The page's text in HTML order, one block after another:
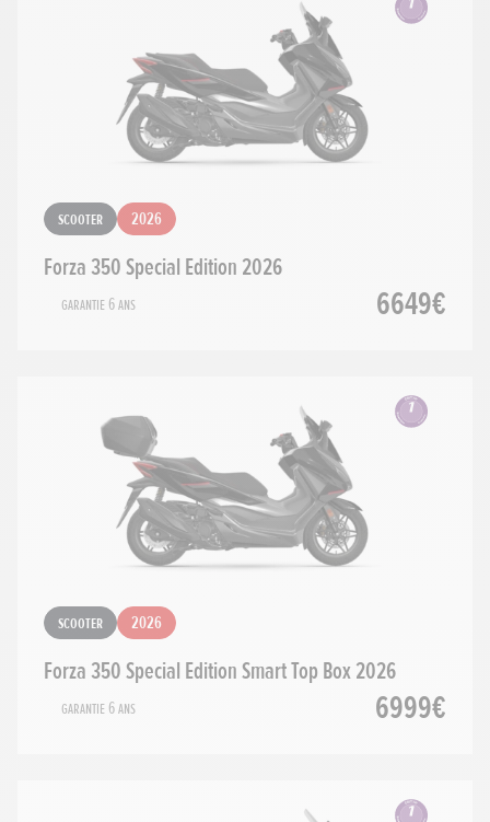
Scooter 2026
Forza 350 Special Edition 2026
Garantie 6 ans 6649€
Scooter 2026
Forza 350 Special Edition Smart Top Box 2026
Garantie 6 ans 6999€